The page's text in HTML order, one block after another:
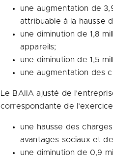
une augmentation de
attribuable à la hausse
une diminution de 1,8
appareils;
une diminution de 1,5
une augmentation des
Le BAIIA ajusté de
correspondante de
une hausse des
avantages sociaux et
une diminution de 0,9